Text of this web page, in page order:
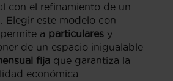
con el refinamiento de un
Elegir este modelo con
permite a particulares y
de un espacio inigualable
fija que garantiza la
económica.